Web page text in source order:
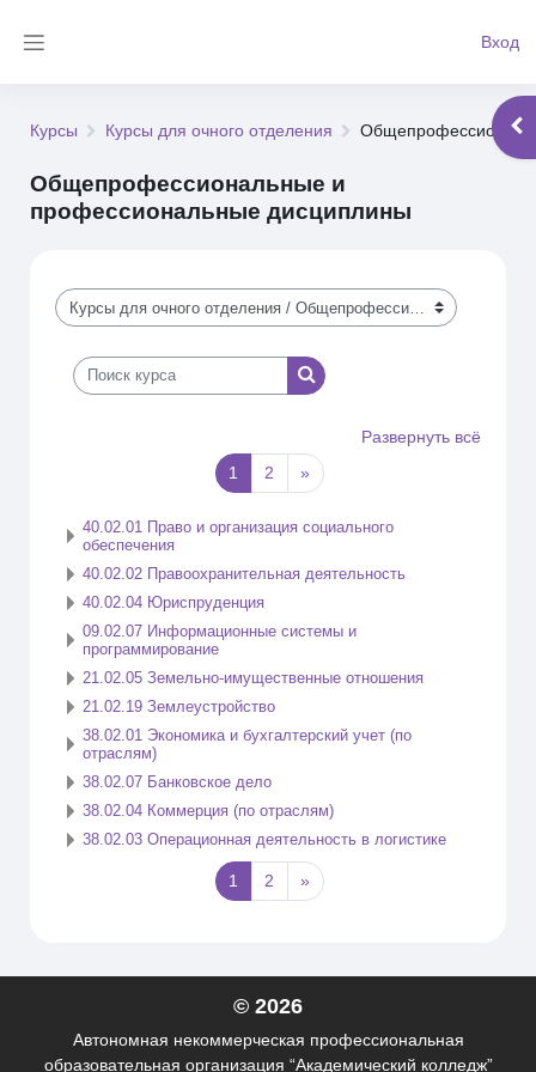
Вход
Курсы Курсы для очного отделения
Общепрофессиональные и
профессиональные дисциплины
Категории курсов
Поиск курса
Поиск курса
Развернуть всё
1 (текущая)
2 » Следующая страница
40.02.01 Право и организация социального
обеспечения
40.02.02 Правоохранительная деятельность
40.02.04 Юриспруденция
09.02.07 Информационные системы и
программирование
21.02.05 Земельно-имущественные отношения
21.02.19 Землеустройство
38.02.01 Экономика и бухгалтерский учет (по
отраслям)
38.02.07 Банковское дело
38.02.04 Коммерция (по отраслям)
38.02.03 Операционная деятельность в логистике
1 (текущая)
2 » Следующая страница
© 2026
Автономная некоммерческая профессиональная
образовательная организация “Академический колледж”